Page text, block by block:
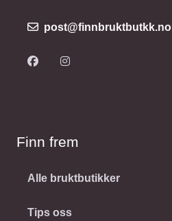
post@finnbruktbutkk.no
Finn frem
Alle bruktbutikker
Tips oss